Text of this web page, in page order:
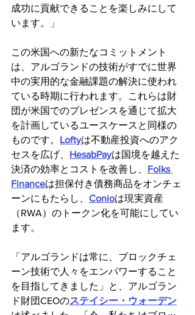
成功に貢献できることを楽しみにして
います。」
この米国への新たなコミットメント
は、アルゴランドの技術がすでに世界
中の実用的な金融課題の解決に使われ
ている時期に行われます。これらは財
団が米国でのプレゼンスを通じて拡大
を計画しているユースケースと同様の
ものです。 Loftyは不動産投資へのアク
セスを広げ、 HesabPayは国境を越えた
決済の効率とコストを改善し、 Folks
Financeは担保付き債務商品をオンチェ
ーンにもたらし、 Conioは現実資産
（RWA）のトークン化を可能にしてい
ます。
「アルゴランドは常に、ブロックチェ
ーン技術で人々をエンパワーすること
を目指してきました」と、アルゴラン
ド財団CEOのステイシー・ウォーデン